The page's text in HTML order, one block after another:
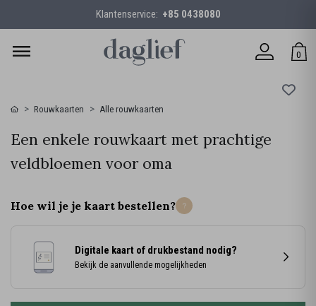
Klantenservice: +85 0438080
0
Rouwkaarten Alle rouwkaarten
Een enkele rouwkaart met prachtige
veldbloemen voor oma
Hoe wil je je kaart bestellen?
Digitale kaart of drukbestand nodig?
Bekijk de aanvullende mogelijkheden